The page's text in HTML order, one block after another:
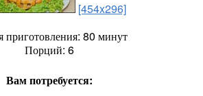
[454x296]
приготовления: 80 минут
Порций: 6
Вам потребуется: